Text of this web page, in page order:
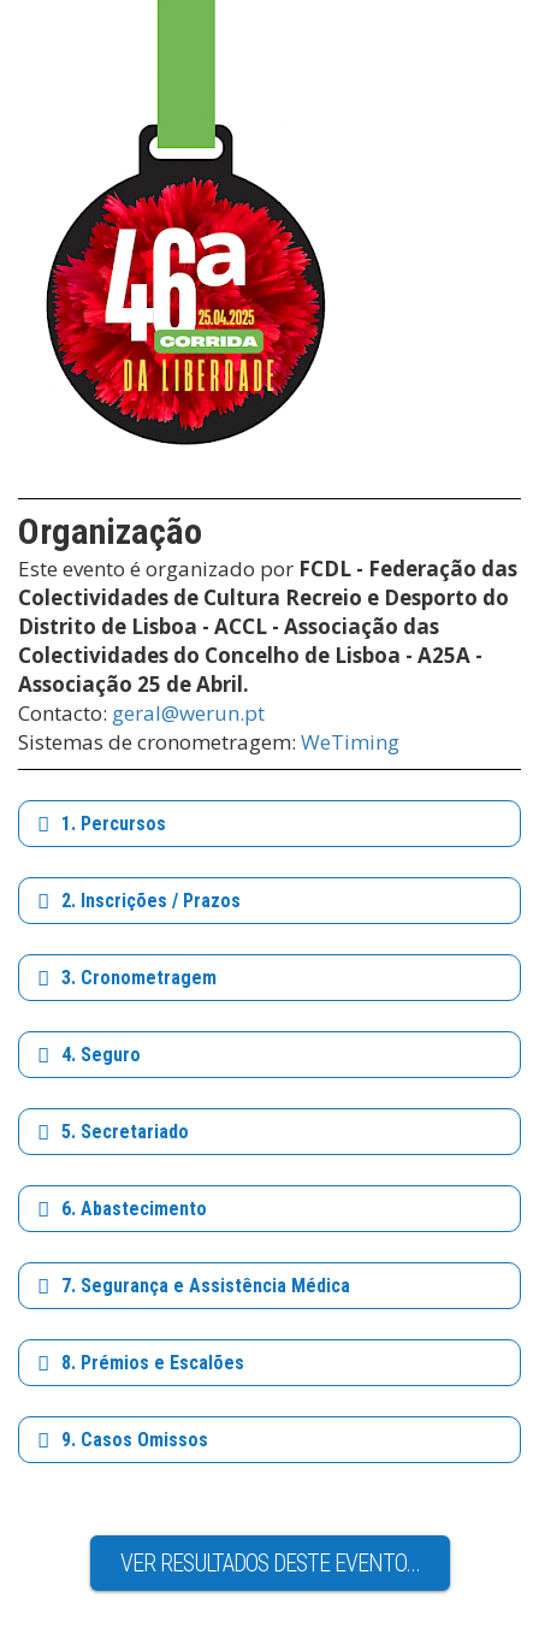
Organização
Este evento é organizado por FCDL - Federação das
Colectividades de Cultura Recreio e Desporto do
Distrito de Lisboa - ACCL - Associação das
Colectividades do Concelho de Lisboa - A25A -
Associação 25 de Abril.
Contacto: geral@werun.pt
Sistemas de cronometragem: WeTiming
1. Percursos
2. Inscrições / Prazos
3. Cronometragem
4. Seguro
5. Secretariado
6. Abastecimento
7. Segurança e Assistência Médica
8. Prémios e Escalões
9. Casos Omissos
VER RESULTADOS DESTE EVENTO...